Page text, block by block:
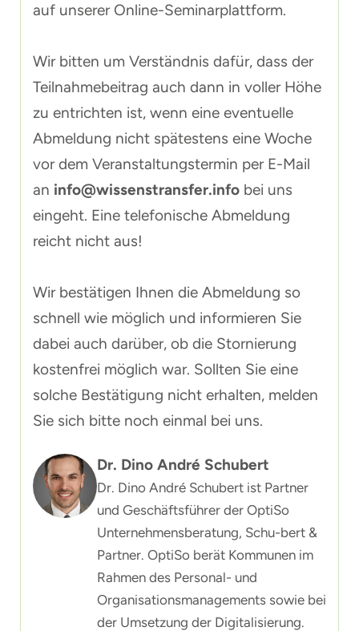
auf unserer Online-Seminarplattform.
Wir bitten um Verständnis dafür, dass der
Teilnahmebeitrag auch dann in voller Höhe
zu entrichten ist, wenn eine eventuelle
Abmeldung nicht spätestens eine Woche
vor dem Veranstaltungstermin per E-Mail
an info@wissenstransfer.info bei uns
eingeht. Eine telefonische Abmeldung
reicht nicht aus!
Wir bestätigen Ihnen die Abmeldung so
schnell wie möglich und informieren Sie
dabei auch darüber, ob die Stornierung
kostenfrei möglich war. Sollten Sie eine
solche Bestätigung nicht erhalten, melden
Sie sich bitte noch einmal bei uns.
Dr. Dino André Schubert
Dr. Dino André Schubert ist Partner
und Geschäftsführer der OptiSo
Unternehmensberatung, Schu-bert &
Partner. OptiSo berät Kommunen im
Rahmen des Personal- und
Organisationsmanagements sowie bei
der Umsetzung der Digitalisierung.